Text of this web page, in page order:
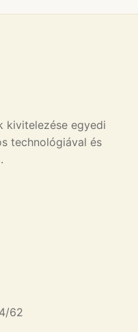
kivitelezése egyedi
technológiával és
62